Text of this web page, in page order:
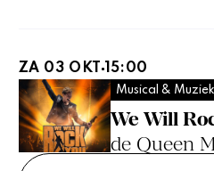
We Will
de Queen
Musical &
ZA 03 OKT 15:00